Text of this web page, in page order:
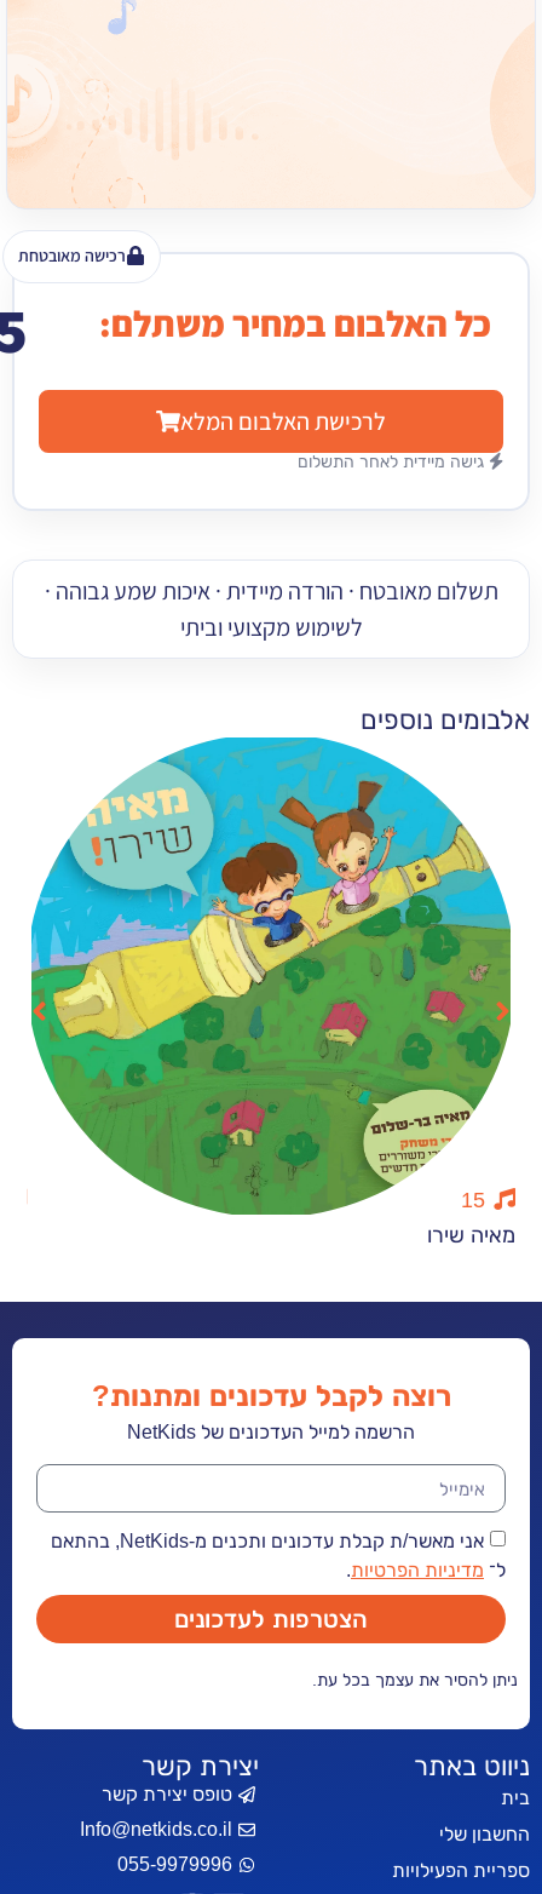
רכישה מאובטחת
האלבום במחיר משתלם: ₪ 15
לרכישת האלבום המלא
מיידית לאחר התשלום
מאובטח · הורדה מיידית · איכות שמע גבוהה ·
לשימוש מקצועי וביתי
נוספים
רוצה לקבל עדכונים ומתנות?
הרשמה למייל העדכונים של NetKids
אני מאשר/ת קבלת עדכונים ותכנים מ-NetKids, בהתאם
הפרטיות.
הצטרפות לעדכונים
את עצמך בכל עת.
יצירת קשר
טופס יצירת קשר
Info@netkids.co.il
055-9979996